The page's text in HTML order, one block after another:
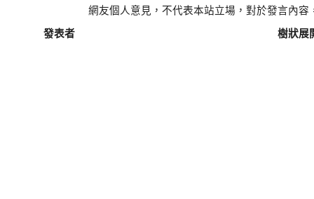
網友個人意見，不代表本站立場，對於發言內容
發表者
樹狀展